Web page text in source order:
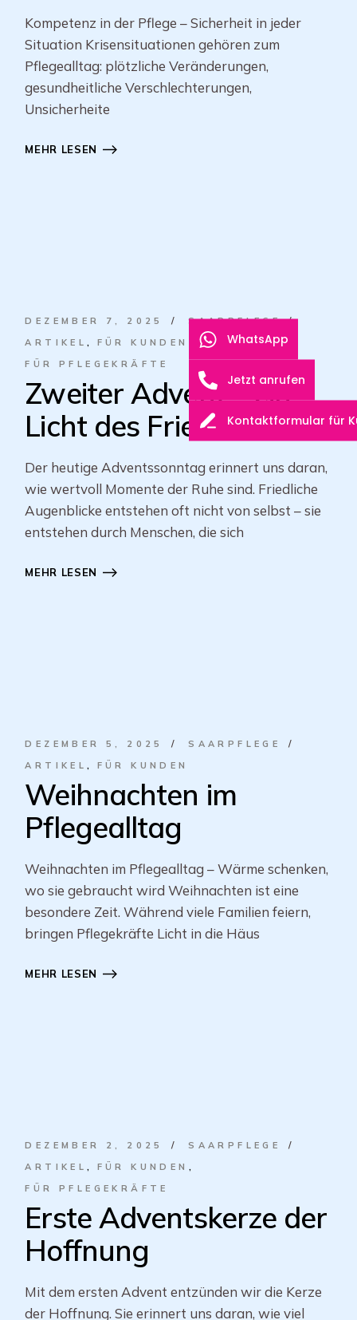
Kompetenz in der Pflege – Sicherheit in jeder
Situation Krisensituationen gehören zum
Pflegealltag: plötzliche Veränderungen,
gesundheitliche Verschlechterungen,
Unsicherheite
MEHR LESEN
DEZEMBER 7, 2025
SAARPFLEGE
ARTIKEL
FÜR KUNDEN
FÜR PFLEGEKRÄFTE
Zweiter Advent – ein
Licht des Friedens.
Der heutige Adventssonntag erinnert uns daran,
wie wertvoll Momente der Ruhe sind. Friedliche
Augenblicke entstehen oft nicht von selbst – sie
entstehen durch Menschen, die sich
MEHR LESEN
DEZEMBER 5, 2025
SAARPFLEGE
ARTIKEL
FÜR KUNDEN
Weihnachten im
Pflegealltag
Weihnachten im Pflegealltag – Wärme schenken,
wo sie gebraucht wird Weihnachten ist eine
besondere Zeit. Während viele Familien feiern,
bringen Pflegekräfte Licht in die Häus
MEHR LESEN
DEZEMBER 2, 2025
SAARPFLEGE
ARTIKEL
FÜR KUNDEN
FÜR PFLEGEKRÄFTE
Erste Adventskerze der
Hoffnung
Mit dem ersten Advent entzünden wir die Kerze
der Hoffnung. Sie erinnert uns daran, wie viel
WhatsApp
Jetzt anrufen
Kontaktformular für